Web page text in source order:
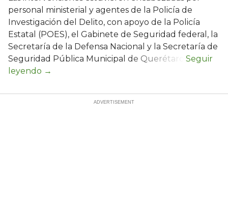
personal ministerial y agentes de la Policía de
Investigación del Delito, con apoyo de la Policía
Estatal (POES), el Gabinete de Seguridad federal, la
Secretaría de la Defensa Nacional y la Secretaría de
Seguridad Pública Municipal de Querétaro.